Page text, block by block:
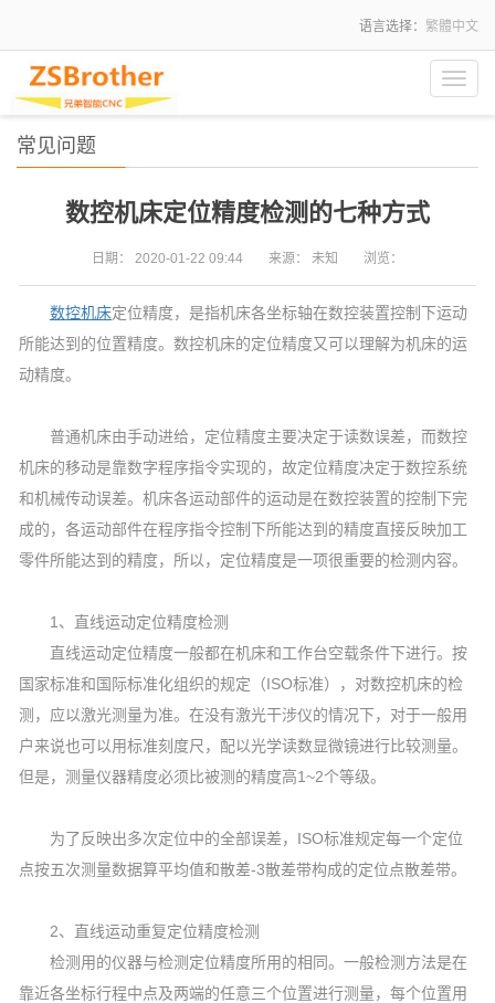
语言选择： 繁體中文
常见问题
数控机床定位精度检测的七种方式
日期： 2020-01-22 09:44 来源： 未知 浏览：
数控机床定位精度，是指机床各坐标轴在数控装置控制下运动
所能达到的位置精度。数控机床的定位精度又可以理解为机床的运
动精度。
普通机床由手动进给，定位精度主要决定于读数误差，而数控
机床的移动是靠数字程序指令实现的，故定位精度决定于数控系统
和机械传动误差。机床各运动部件的运动是在数控装置的控制下完
成的，各运动部件在程序指令控制下所能达到的精度直接反映加工
零件所能达到的精度，所以，定位精度是一项很重要的检测内容。
1、直线运动定位精度检测
直线运动定位精度一般都在机床和工作台空载条件下进行。按
国家标准和国际标准化组织的规定（ISO标准），对数控机床的检
测，应以激光测量为准。在没有激光干涉仪的情况下，对于一般用
户来说也可以用标准刻度尺，配以光学读数显微镜进行比较测量。
但是，测量仪器精度必须比被测的精度高1~2个等级。
为了反映出多次定位中的全部误差，ISO标准规定每一个定位
点按五次测量数据算平均值和散差-3散差带构成的定位点散差带。
2、直线运动重复定位精度检测
检测用的仪器与检测定位精度所用的相同。一般检测方法是在
靠近各坐标行程中点及两端的任意三个位置进行测量，每个位置用